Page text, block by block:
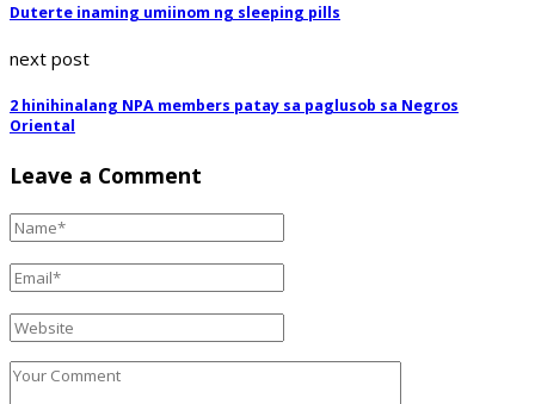
Duterte inaming umiinom ng sleeping pills
next post
2 hinihinalang NPA members patay sa paglusob sa Negros
Oriental
Leave a Comment